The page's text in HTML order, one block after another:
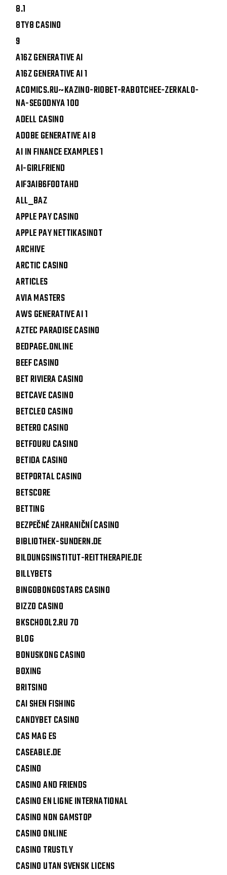
8.1
8TY8 CASINO
9
A16Z GENERATIVE AI
A16Z GENERATIVE AI 1
ACOMICS.RU~KAZINO-RIOBET-RABOTCHEE-ZERKALO-
NA-SEGODNYA 100
ADELL CASINO
ADOBE GENERATIVE AI 8
AI IN FINANCE EXAMPLES 1
AI-GIRLFRIEND
AIF3AIB6FOOTAHD
ALL_BAZ
APPLE PAY CASINO
APPLE PAY NETTIKASINOT
ARCHIVE
ARCTIC CASINO
ARTICLES
AVIA MASTERS
AWS GENERATIVE AI 1
AZTEC PARADISE CASINO
BEDPAGE.ONLINE
BEEF CASINO
BET RIVIERA CASINO
BETCAVE CASINO
BETCLEO CASINO
BETERO CASINO
BETFOURU CASINO
BETIDA CASINO
BETPORTAL CASINO
BETSCORE
BETTING
BEZPEČNÉ ZAHRANIČNÍ CASINO
BIBLIOTHEK-SUNDERN.DE
BILDUNGSINSTITUT-REITTHERAPIE.DE
BILLYBETS
BINGOBONGOSTARS CASINO
BIZZO CASINO
BKSCHOOL2.RU 70
BLOG
BONUSKONG CASINO
BOXING
BRITSINO
CAI SHEN FISHING
CANDYBET CASINO
CAS MAG ES
CASEABLE.DE
CASINO
CASINO AND FRIENDS
CASINO EN LIGNE INTERNATIONAL
CASINO NON GAMSTOP
CASINO ONLINE
CASINO TRUSTLY
CASINO UTAN SVENSK LICENS